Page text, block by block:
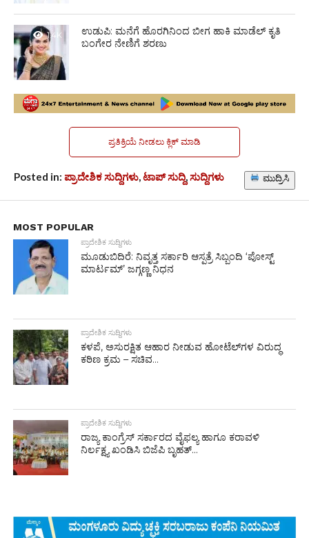
1.4K
ಉಡುಪಿ: ಮನೆಗೆ ಹೊರಗಿನಿಂದ ಬೀಗ ಹಾಕಿ ಮಾಡೆಲ್ ಕೃತಿ
ಬಂಗೇರ ನೇಣಿಗೆ ಶರಣು
ಪ್ರತಿಕ್ರಿಯೆ ನೀಡಲು ಕ್ಲಿಕ್ ಮಾಡಿ
Posted in: ಪ್ರಾದೇಶಿಕ ಸುದ್ದಿಗಳು,ಟಾಪ್ ಸುದ್ದಿ,ಸುದ್ದಿಗಳು ಮುದ್ರಿಸಿ
MOST POPULAR
ಪ್ರಾದೇಶಿಕ ಸುದ್ದಿಗಳು
ಮೂಡುಬಿದಿರೆ: ನಿವೃತ್ತ ಸರ್ಕಾರಿ ಆಸ್ಪತ್ರೆ ಸಿಬ್ಬಂದಿ ‘ಪೋಸ್ಟ್
ಮಾರ್ಟಮ್’ ಜಗ್ಗಣ್ಣ ನಿಧನ
ಪ್ರಾದೇಶಿಕ ಸುದ್ದಿಗಳು
ಕಳಪೆ, ಅಸುರಕ್ಷಿತ ಆಹಾರ ನೀಡುವ ಹೋಟೆಲ್‌ಗಳ ವಿರುದ್ಧ
ಕಠಿಣ ಕ್ರಮ – ಸಚಿವ...
ಪ್ರಾದೇಶಿಕ ಸುದ್ದಿಗಳು
ರಾಜ್ಯ ಕಾಂಗ್ರೆಸ್ ಸರ್ಕಾರದ ವೈಫಲ್ಯ ಹಾಗೂ ಕರಾವಳಿ
ನಿರ್ಲಕ್ಷ್ಯ ಖಂಡಿಸಿ ಬಿಜೆಪಿ ಬೃಹತ್...